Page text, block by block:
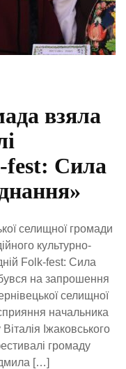
взяла
fest: Сила
селищної громади
культурно-
Folk-fest: Сила
на запрошення
селищної
начальника
Іжаковського
громаду
[…]